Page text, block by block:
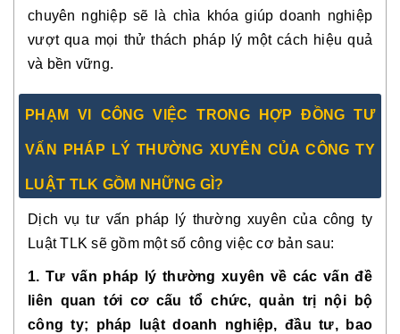
chuyên nghiệp sẽ là chìa khóa giúp doanh nghiệp
vượt qua mọi thử thách pháp lý một cách hiệu quả
và bền vững.
PHẠM VI CÔNG VIỆC TRONG HỢP ĐỒNG TƯ
VẤN PHÁP LÝ THƯỜNG XUYÊN CỦA CÔNG TY
LUẬT TLK GỒM NHỮNG GÌ?
Dịch vụ tư vấn pháp lý thường xuyên của công ty
Luật TLK sẽ gồm một số công việc cơ bản sau:
1. Tư vấn pháp lý thường xuyên về các vấn đề
liên quan tới cơ cấu tổ chức, quản trị nội bộ
công ty; pháp luật doanh nghiệp, đầu tư, bao